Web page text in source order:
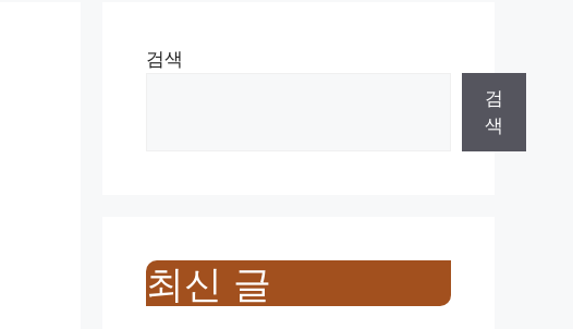
검색
검
색
최신 글